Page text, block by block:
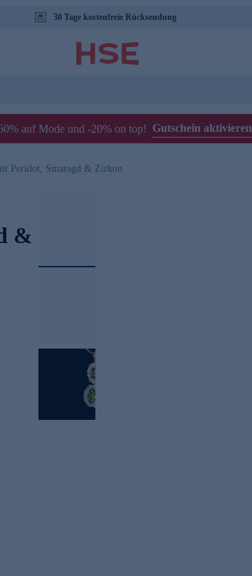
30 Tage kostenfreie Rücksendung
auf Mode und -20% on top! Gutschein aktivieren
Peridot, Smaragd & Zirkon
&